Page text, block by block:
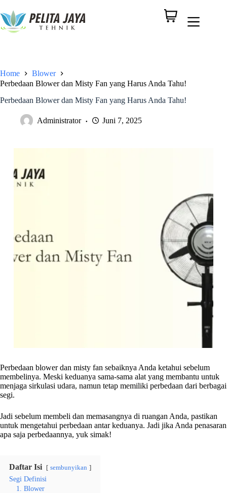
Home
Blower
Perbedaan Blower dan Misty Fan yang Harus Anda Tahu!
Perbedaan Blower dan Misty Fan yang Harus Anda Tahu!
Administrator Juni 7, 2025
Perbedaan blower dan misty fan sebaiknya Anda ketahui sebelum
membelinya. Meski keduanya sama-sama alat yang membantu untuk
menjaga sirkulasi udara, namun tetap memiliki perbedaan dari berbagai
segi.
Jadi sebelum membeli dan memasangnya di ruangan Anda, pastikan
untuk mengetahui perbedaan antar keduanya. Jadi jika Anda penasaran
apa saja perbedaannya, yuk simak!
Daftar Isi sembunyikan
Segi Definisi
1. Blower